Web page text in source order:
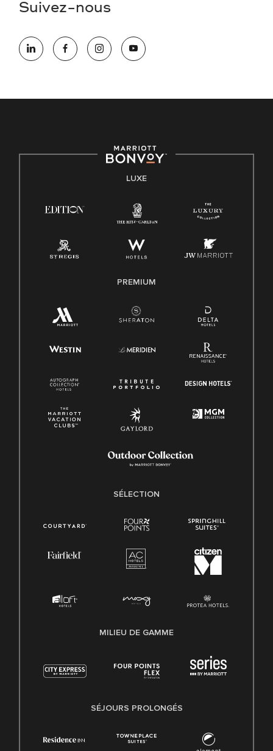
Suivez-nous
LUXE
PREMIUM
SÉLECTION
MILIEU DE GAMME
SÉJOURS PROLONGÉS